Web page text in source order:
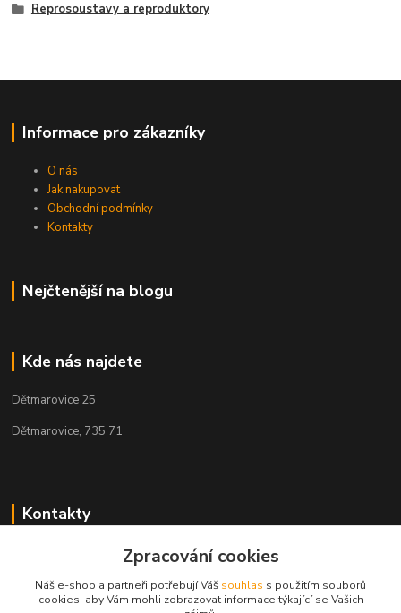
Reprosoustavy a reproduktory
Informace pro zákazníky
O nás
Jak nakupovat
Obchodní podmínky
Kontakty
Nejčtenější na blogu
Kde nás najdete
Dětmarovice 25
Dětmarovice, 735 71
Kontakty
+420 731 444 327
obchod@volak.net
Zpracování cookies
Náš e-shop a partneři potřebují Váš souhlas s použitím souborů
cookies, aby Vám mohli zobrazovat informace týkající se Vašich